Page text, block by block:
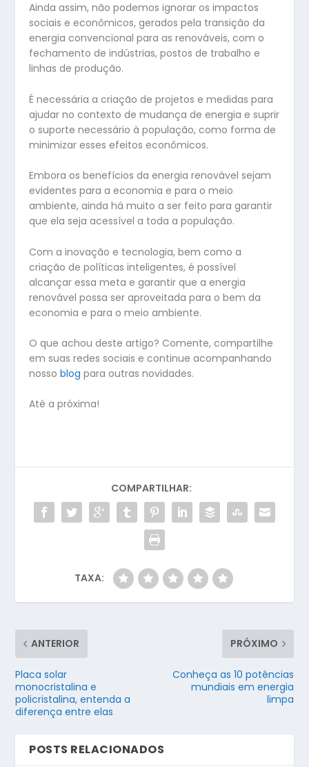
Ainda assim, não podemos ignorar os impactos
sociais e econômicos, gerados pela transição da
energia convencional para as renováveis, com o
fechamento de indústrias, postos de trabalho e
linhas de produção.
É necessária a criação de projetos e medidas para
ajudar no contexto de mudança de energia e suprir
o suporte necessário à população, como forma de
minimizar esses efeitos econômicos.
Embora os benefícios da energia renovável sejam
evidentes para a economia e para o meio
ambiente, ainda há muito a ser feito para garantir
que ela seja acessível a toda a população.
Com a inovação e tecnologia, bem como a
criação de políticas inteligentes, é possível
alcançar essa meta e garantir que a energia
renovável possa ser aproveitada para o bem da
economia e para o meio ambiente.
O que achou deste artigo? Comente, compartilhe
em suas redes sociais e continue acompanhando
nossoblog para outras novidades.
Até a próxima!
COMPARTILHAR:
TAXA:
ANTERIOR
Placa solar
monocristalina e
policristalina, entenda a
diferença entre elas
PRÓXIMO
Conheça as 10 potências
mundiais em energia
limpa
POSTS RELACIONADOS